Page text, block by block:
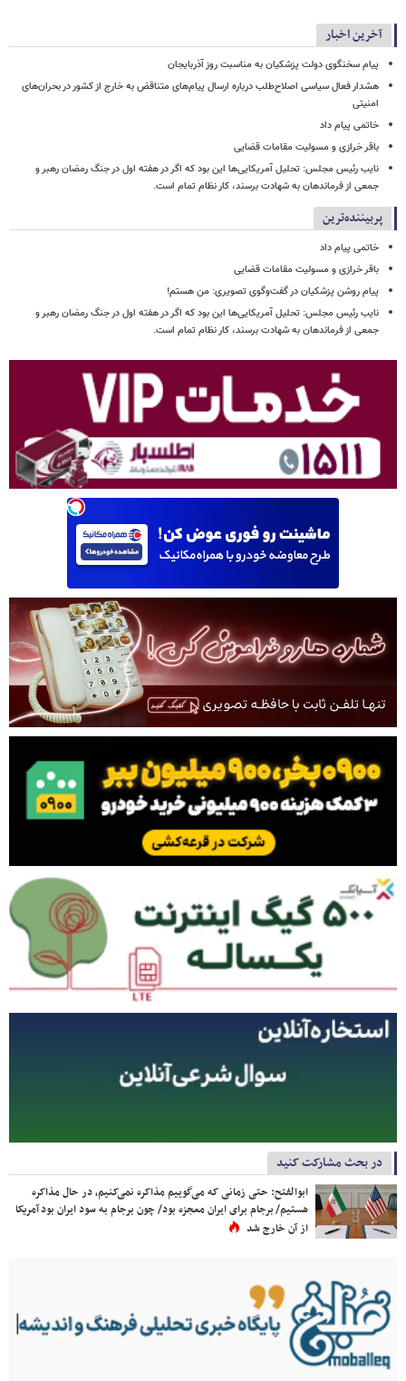
آخرین اخبار
پیام سخنگوی دولت پزشکیان به مناسبت روز آذربایجان
هشدار فعال سیاسی اصلاح‌طلب درباره ارسال پیام‌های متناقض به خارج از کشور در بحران‌های
امنیتی
خاتمی پیام داد
باقر خرازی و مسولیت مقامات قضایی
نایب رئیس مجلس: تحلیل آمریکایی‌ها این بود که اگر در هفته اول در جنگ رمضان رهبر و
جمعی از فرماندهان به شهادت برسند، کار نظام تمام است.
پربیننده‌ترین
خاتمی پیام داد
باقر خرازی و مسولیت مقامات قضایی
پیام روشن پزشکیان در گفت‌وگوی تصویری: من هستم!
نایب رئیس مجلس: تحلیل آمریکایی‌ها این بود که اگر در هفته اول در جنگ رمضان رهبر و
جمعی از فرماندهان به شهادت برسند، کار نظام تمام است.
در بحث مشارکت کنید
ابوالفتح: حتی زمانی که می‌گوییم مذاکره نمی‌کنیم، در حال مذاکره
هستیم/ برجام برای ایران معجزه بود/ چون برجام به سود ایران بود آمریکا
از آن خارج شد